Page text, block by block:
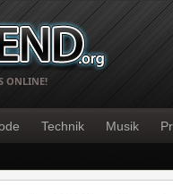
ONLINE!
Technik Musik